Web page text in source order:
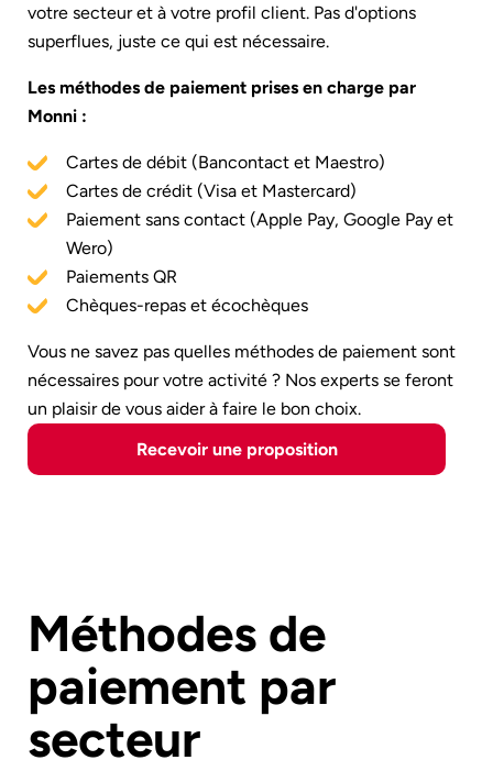
votre secteur et à votre profil client. Pas d'options
superflues, juste ce qui est nécessaire.
Les méthodes de paiement prises en charge par
Monni :
Cartes de débit (Bancontact et Maestro)
Cartes de crédit (Visa et Mastercard)
Paiement sans contact (Apple Pay, Google Pay et
Wero)
Paiements QR
Chèques-repas et écochèques
Vous ne savez pas quelles méthodes de paiement sont
nécessaires pour votre activité ? Nos experts se feront
un plaisir de vous aider à faire le bon choix.
Recevoir une proposition
Méthodes de
paiement par
secteur